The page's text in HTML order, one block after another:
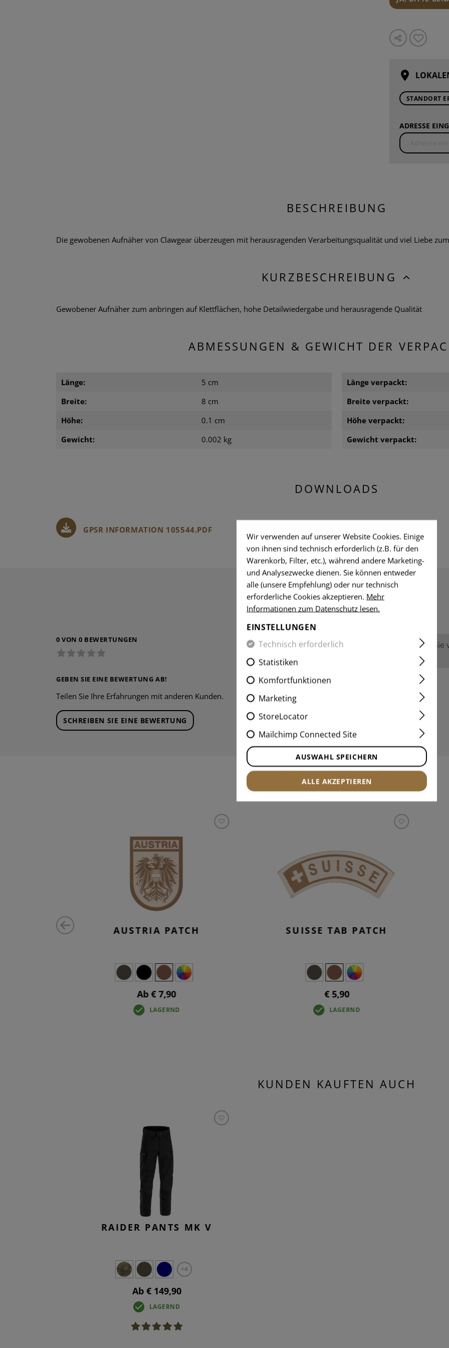
STANDORT
ADRESSE
BESCHREIBUNG
Die gewobenen Aufnäher von Clawgear überzeugen mit herausragenden Verarbeitungsqualität und viel Liebe
KURZBESCHREIBUNG
Gewobener Aufnäher zum anbringen auf Klettflächen, hohe Detailwiedergabe und herausragende Qualität
ABMESSUNGEN & GEWICHT DER
Länge: 5 cm Länge verpackt:
Breite:
8 cm Breite verpackt:
Höhe:
0.1 cm Höhe verpackt:
Gewicht:
0.002 kg Gewicht verpackt:
DOWNLOADS
GPSR INFORMATION 105544.PDF
BEWERTUNGEN
0 VON 0 BEWERTUNGEN
GEBEN SIE EINE BEWERTUNG AB!
Teilen Sie Ihre Erfahrungen mit anderen Kunden.
SCHREIBEN SIE EINE BEWERTUNG
Keine Bewertungen gefunden. Gehen
INTERESSANTE PRODUKTE
AUSTRIA PATCH
Ab € 7,90
LAGERND
SUISSE TAB PATCH
€ 5,90
LAGERND
KUNDEN KAUFTEN AUCH
RAIDER PANTS MK V
+4
Ab € 149,90
LAGERND
Wir verwenden auf unserer Website Cookies. Einige
von ihnen sind technisch erforderlich (z.B. für den
Warenkorb, Filter, etc.), während andere Marketing-
und Analysezwecke dienen. Sie können entweder
alle (unsere Empfehlung) oder nur technisch
erforderliche Cookies akzeptieren. Mehr
Informationen zum Datenschutz lesen.
EINSTELLUNGEN
Technisch erforderlich
Statistiken
Komfortfunktionen
Marketing
StoreLocator
Mailchimp Connected Site
AUSWAHL SPEICHERN
ALLE AKZEPTIEREN